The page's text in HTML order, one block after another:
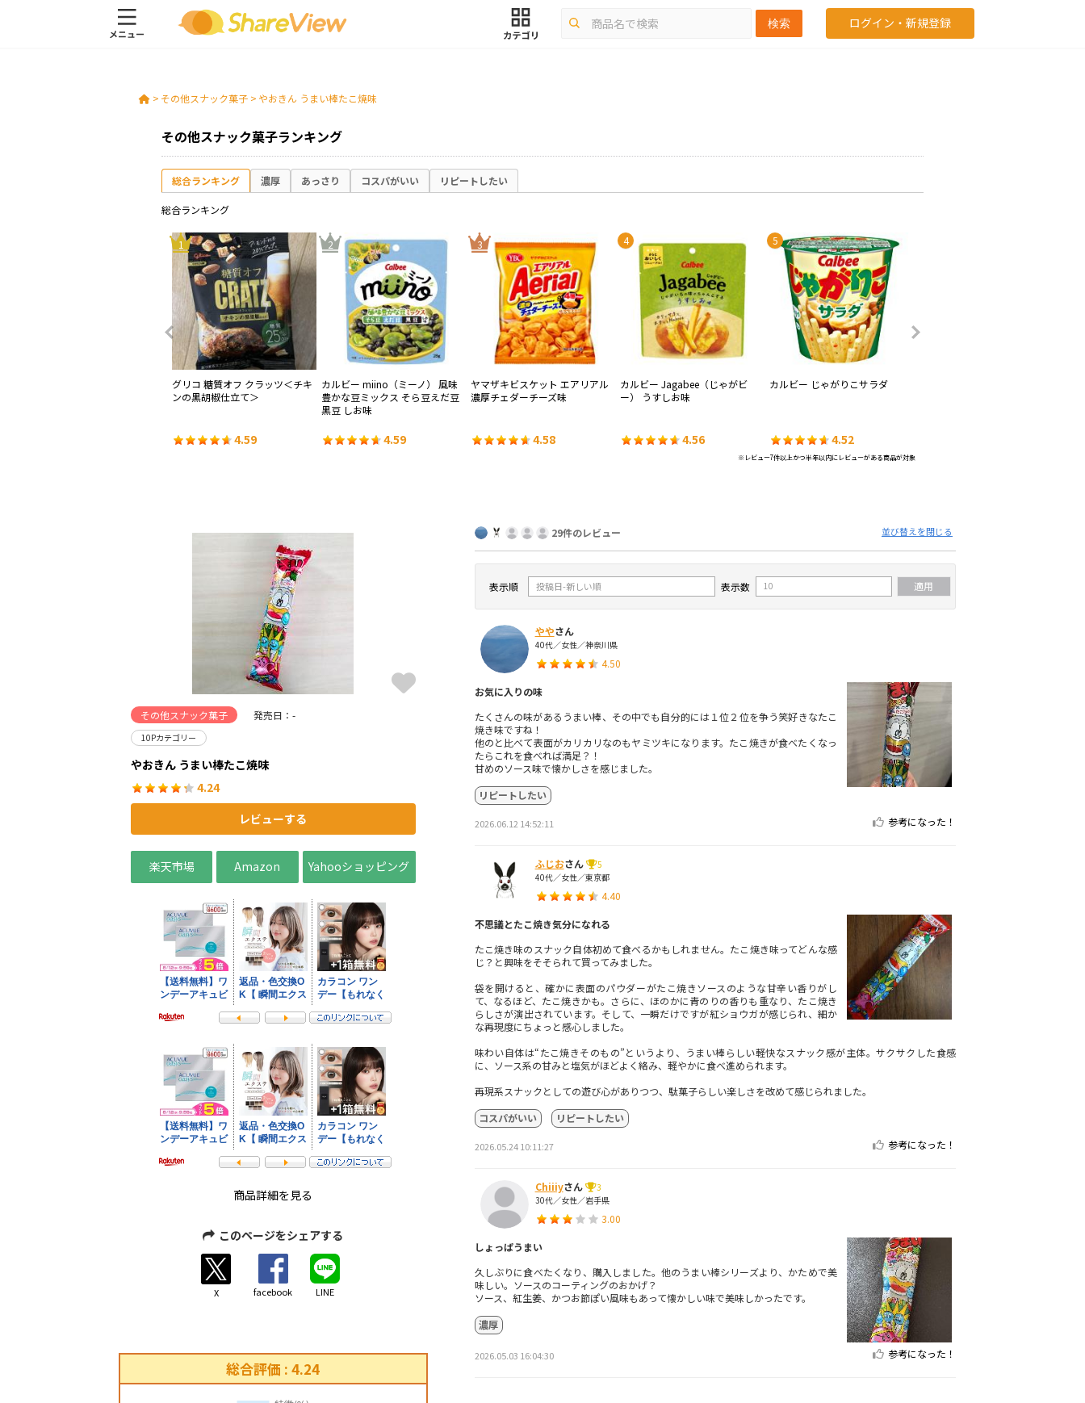
検索 ログイン・新規登録
> その他スナック菓子 > やおきん うまい棒たこ焼味
その他スナック菓子ランキング
総合ランキング 濃厚 あっさり コスパがいい リピートしたい
総合ランキング
1
グリコ 糖質オフ クラッツ＜チキ
ンの黒胡椒仕立て＞
4.59
2
カルビー miino（ミーノ） 風味
豊かな豆ミックス そら豆えだ豆
黒豆 しお味
4.59
3
ヤマザキビスケット エアリアル
濃厚チェダーチーズ味
4.58
4
カルビー Jagabee（じゃがビ
ー） うすしお味
4.56
5
カルビー じゃがりこサラダ
4.52
※レビュー7件以上かつ半年以内にレビューがある商品が対象
その他スナック菓子 発売日：-
10Pカテゴリー
やおきん うまい棒たこ焼味
4.24
レビューする
楽天市場 Amazon Yahooショッピング
商品詳細を見る
29件のレビュー 並び替えを閉じる
表示順 表示数
ややさん
40代／女性／神奈川県
4.50
お気に入りの味
たくさんの味があるうまい棒、その中でも自分的には１位２位を争う笑好きなたこ
焼き味ですね！
他のと比べて表面がカリカリなのもヤミツキになります。たこ焼きが食べたくなっ
たらこれを食べれば満足？！
甘めのソース味で懐かしさを感じました。
リピートしたい
2026.06.12 14:52:11 参考になった！
ふじおさん
5
40代／女性／東京都
4.40
不思議とたこ焼き気分になれる
たこ焼き味のスナック自体初めて食べるかもしれません。たこ焼き味ってどんな感
じ？と興味をそそられて買ってみました。
袋を開けると、確かに表面のパウダーがたこ焼きソースのような甘辛い香りがし
て、なるほど、たこ焼きかも。さらに、ほのかに青のりの香りも重なり、たこ焼き
らしさが演出されています。そして、一瞬だけですが紅ショウガが感じられ、細か
な再現度にちょっと感心しました。
味わい自体は“たこ焼きそのもの”というより、うまい棒らしい軽快なスナック感が主体。サクサクした食感
に、ソース系の甘みと塩気がほどよく絡み、軽やかに食べ進められます。
再現系スナックとしての遊び心がありつつ、駄菓子らしい楽しさを改めて感じられました。
コスパがいい
リピートしたい
2026.05.24 10:11:27 参考になった！
Chiiiyさん
3
30代／女性／岩手県
3.00
しょっぱうまい
久しぶりに食べたくなり、購入しました。他のうまい棒シリーズより、かためで美
味しい。ソースのコーティングのおかげ？
ソース、紅生姜、かつお節ぽい風味もあって懐かしい味で美味しかったです。
濃厚
2026.05.03 16:04:30 参考になった！
このページをシェアする
X facebook LINE
総合評価 : 4.24